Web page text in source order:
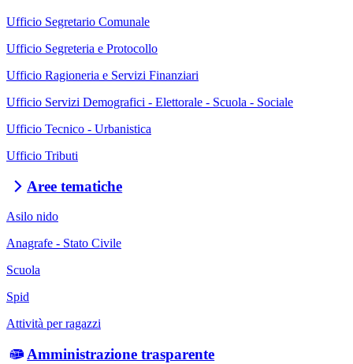
Ufficio Segretario Comunale
Ufficio Segreteria e Protocollo
Ufficio Ragioneria e Servizi Finanziari
Ufficio Servizi Demografici - Elettorale - Scuola - Sociale
Ufficio Tecnico - Urbanistica
Ufficio Tributi
Aree tematiche
Asilo nido
Anagrafe - Stato Civile
Scuola
Spid
Attività per ragazzi
Amministrazione trasparente